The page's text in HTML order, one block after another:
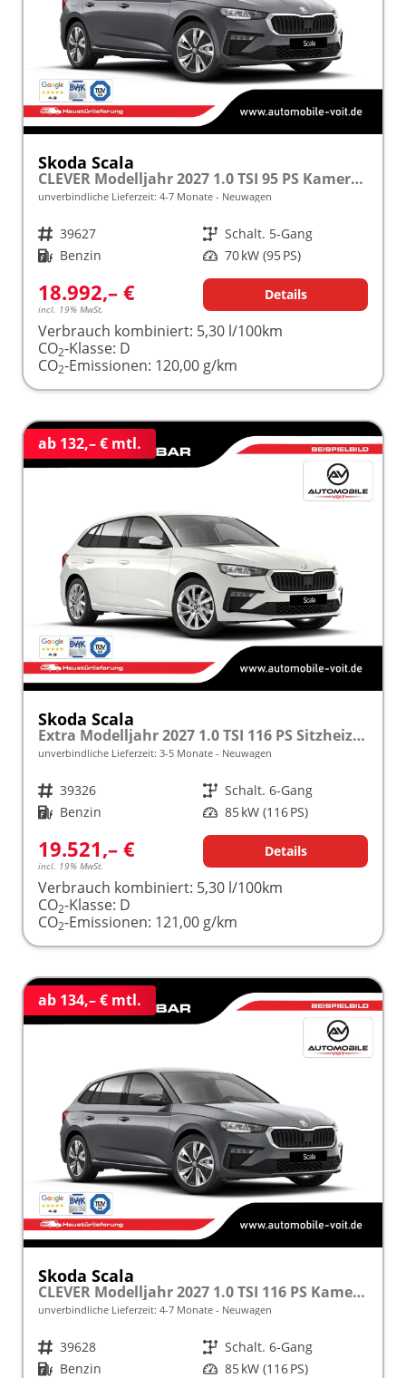
Skoda Scala
CLEVER Modelljahr 2027 1.0 TSI 95 PS Kamera PDC frei konfigurierbar!
unverbindliche Lieferzeit: 4-7 Monate Neuwagen
Fahrzeugnr. 39627 Getriebe Schalt. 5-Gang
Kraftstoff Benzin Leistung 70 kW (95 PS)
18.992,– €
incl. 19% MwSt.
Details
Verbrauch kombiniert: 5,30 l/100km
CO2-Klasse: D
CO2-Emissionen: 120,00 g/km
ab 132,– € mtl.
Skoda Scala
Extra Modelljahr 2027 1.0 TSI 116 PS Sitzheizung inkl. 5 J. Garantie frei konfigurierbar
unverbindliche Lieferzeit: 3-5 Monate Neuwagen
Fahrzeugnr. 39326 Getriebe Schalt. 6-Gang
Kraftstoff Benzin Leistung 85 kW (116 PS)
19.521,– €
incl. 19% MwSt.
Details
Verbrauch kombiniert: 5,30 l/100km
CO2-Klasse: D
CO2-Emissionen: 121,00 g/km
ab 134,– € mtl.
Skoda Scala
CLEVER Modelljahr 2027 1.0 TSI 116 PS Kamera frei konfigurierbar!
unverbindliche Lieferzeit: 4-7 Monate Neuwagen
Fahrzeugnr. 39628 Getriebe Schalt. 6-Gang
Kraftstoff Benzin Leistung 85 kW (116 PS)